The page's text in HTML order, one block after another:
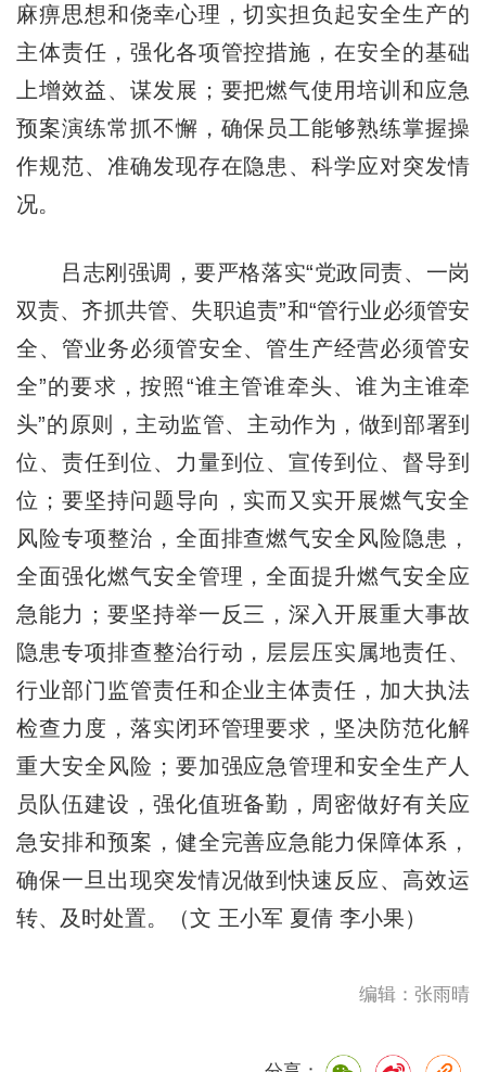
麻痹思想和侥幸心理，切实担负起安全生产的
主体责任，强化各项管控措施，在安全的基础
上增效益、谋发展；要把燃气使用培训和应急
预案演练常抓不懈，确保员工能够熟练掌握操
作规范、准确发现存在隐患、科学应对突发情
况。
吕志刚强调，要严格落实“党政同责、一岗
双责、齐抓共管、失职追责”和“管行业必须管安
全、管业务必须管安全、管生产经营必须管安
全”的要求，按照“谁主管谁牵头、谁为主谁牵
头”的原则，主动监管、主动作为，做到部署到
位、责任到位、力量到位、宣传到位、督导到
位；要坚持问题导向，实而又实开展燃气安全
风险专项整治，全面排查燃气安全风险隐患，
全面强化燃气安全管理，全面提升燃气安全应
急能力；要坚持举一反三，深入开展重大事故
隐患专项排查整治行动，层层压实属地责任、
行业部门监管责任和企业主体责任，加大执法
检查力度，落实闭环管理要求，坚决防范化解
重大安全风险；要加强应急管理和安全生产人
员队伍建设，强化值班备勤，周密做好有关应
急安排和预案，健全完善应急能力保障体系，
确保一旦出现突发情况做到快速反应、高效运
转、及时处置。（文 王小军 夏倩 李小果）
编辑：张雨晴